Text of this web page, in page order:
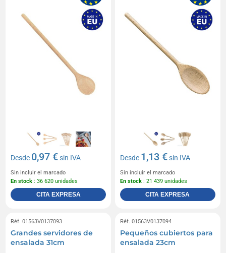
Desde 0,97 €sin IVA
Sin incluir el marcado
En stock : 36 620 unidades
CITA EXPRESA
Desde 1,13 €sin IVA
Sin incluir el marcado
En stock : 21 439 unidades
CITA EXPRESA
Réf. 01563V0137093
Grandes servidores de
ensalada 31cm
Réf. 01563V0137094
Pequeños cubiertos para
ensalada 23cm